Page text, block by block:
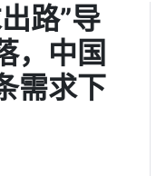
路”导
，中国
需求下